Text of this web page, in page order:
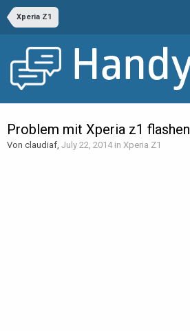
Xperia Z1
Problem mit Xperia z1 flashen
Von claudiaf, July 22, 2014in Xperia Z1